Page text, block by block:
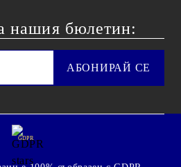
нашия бюлетин:
GDPR